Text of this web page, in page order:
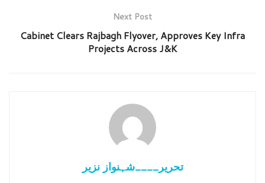
Next Post
Cabinet Clears Rajbagh Flyover, Approves Key Infra
Projects Across J&K
تحریر____شہنواز نزیر